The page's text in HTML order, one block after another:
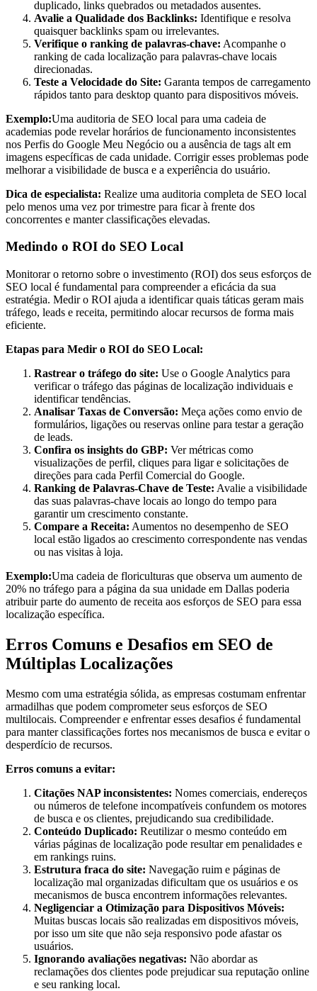
duplicado, links quebrados ou metadados ausentes.
Avalie a Qualidade dos Backlinks: Identifique e resolva
quaisquer backlinks spam ou irrelevantes.
Verifique o ranking de palavras-chave: Acompanhe o
ranking de cada localização para palavras-chave locais
direcionadas.
Teste a Velocidade do Site: Garanta tempos de carregamento
rápidos tanto para desktop quanto para dispositivos móveis.
Exemplo:Uma auditoria de SEO local para uma cadeia de
academias pode revelar horários de funcionamento inconsistentes
nos Perfis do Google Meu Negócio ou a ausência de tags alt em
imagens específicas de cada unidade. Corrigir esses problemas pode
melhorar a visibilidade de busca e a experiência do usuário.
Dica de especialista: Realize uma auditoria completa de SEO local
pelo menos uma vez por trimestre para ficar à frente dos
concorrentes e manter classificações elevadas.
Medindo o ROI do SEO Local
Monitorar o retorno sobre o investimento (ROI) dos seus esforços de
SEO local é fundamental para compreender a eficácia da sua
estratégia. Medir o ROI ajuda a identificar quais táticas geram mais
tráfego, leads e receita, permitindo alocar recursos de forma mais
eficiente.
Etapas para Medir o ROI do SEO Local:
Rastrear o tráfego do site: Use o Google Analytics para
verificar o tráfego das páginas de localização individuais e
identificar tendências.
Analisar Taxas de Conversão: Meça ações como envio de
formulários, ligações ou reservas online para testar a geração
de leads.
Confira os insights do GBP: Ver métricas como
visualizações de perfil, cliques para ligar e solicitações de
direções para cada Perfil Comercial do Google.
Ranking de Palavras-Chave de Teste: Avalie a visibilidade
das suas palavras-chave locais ao longo do tempo para
garantir um crescimento constante.
Compare a Receita: Aumentos no desempenho de SEO
local estão ligados ao crescimento correspondente nas vendas
ou nas visitas à loja.
Exemplo:Uma cadeia de floriculturas que observa um aumento de
20% no tráfego para a página da sua unidade em Dallas poderia
atribuir parte do aumento de receita aos esforços de SEO para essa
localização específica.
Erros Comuns e Desafios em SEO de
Múltiplas Localizações
Mesmo com uma estratégia sólida, as empresas costumam enfrentar
armadilhas que podem comprometer seus esforços de SEO
multilocais. Compreender e enfrentar esses desafios é fundamental
para manter classificações fortes nos mecanismos de busca e evitar o
desperdício de recursos.
Erros comuns a evitar:
Citações NAP inconsistentes: Nomes comerciais, endereços
ou números de telefone incompatíveis confundem os motores
de busca e os clientes, prejudicando sua credibilidade.
Conteúdo Duplicado: Reutilizar o mesmo conteúdo em
várias páginas de localização pode resultar em penalidades e
em rankings ruins.
Estrutura fraca do site: Navegação ruim e páginas de
localização mal organizadas dificultam que os usuários e os
mecanismos de busca encontrem informações relevantes.
Negligenciar a Otimização para Dispositivos Móveis:
Muitas buscas locais são realizadas em dispositivos móveis,
por isso um site que não seja responsivo pode afastar os
usuários.
Ignorando avaliações negativas: Não abordar as
reclamações dos clientes pode prejudicar sua reputação online
e seu ranking local.